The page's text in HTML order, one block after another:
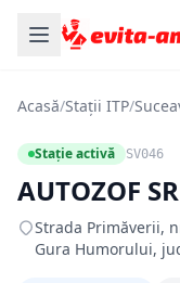
Acasă/Stații ITP/
Stație activă SV046
AUTOZOF
Strada Primăverii,
Gura Humorului,